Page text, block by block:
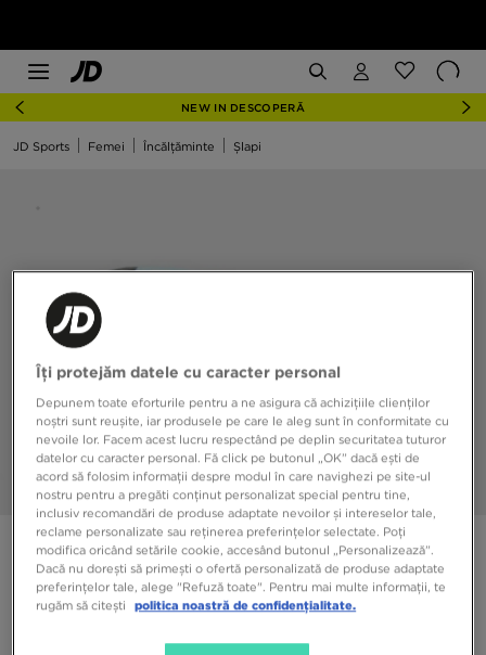
NEW IN DESCOPERĂ
JD Sports Femei Încălțăminte Șlapi
ADIDAS CORE ADILETTE SHOWER SLIDES
139,99 RON
Îți protejăm datele cu caracter personal
Depunem toate eforturile pentru a ne asigura că achizițiile clienților
noștri sunt reușite, iar produsele pe care le aleg sunt în conformitate cu
nevoile lor. Facem acest lucru respectând pe deplin securitatea tuturor
datelor cu caracter personal. Fă click pe butonul „OK” dacă ești de
acord să folosim informații despre modul în care navighezi pe site-ul
nostru pentru a pregăti conținut personalizat special pentru tine,
inclusiv recomandări de produse adaptate nevoilor și intereselor tale,
reclame personalizate sau reținerea preferințelor selectate. Poți
modifica oricând setările cookie, accesând butonul „Personalizează”.
Dacă nu dorești să primești o ofertă personalizată de produse adaptate
preferințelor tale, alege "Refuză toate". Pentru mai multe informații, te
rugăm să citești
politica noastră de confidențialitate.